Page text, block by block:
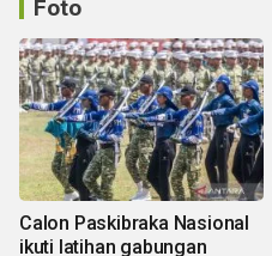
Foto
Calon Paskibraka Nasional
ikuti latihan gabungan